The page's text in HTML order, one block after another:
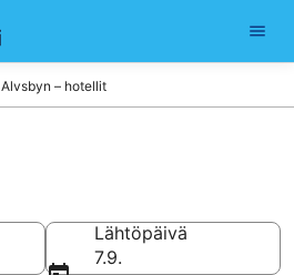
Alvsbyn – hotellit
Lähtöpäivä
7.9.